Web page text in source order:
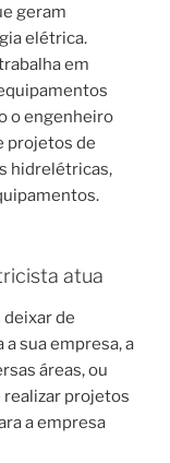
geram
elétrica.
em
o engenheiro
projetos de
hidrelétricas,
atua
de
sua empresa, a
áreas, ou
projetos
a empresa